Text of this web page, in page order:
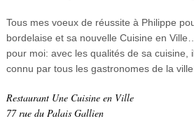
Tous mes voeux de réussite à Philippe
bordelaise et sa nouvelle Cuisine en
pour moi: avec les qualités de sa cuisine,
connu par tous les gastronomes de la
Restaurant Une Cuisine en Ville
77 rue du Palais Gallien